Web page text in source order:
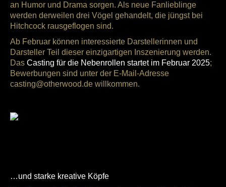
an Humor und Drama sorgen. Als neue Fanlieblinge
werden derweilen drei Vögel gehandelt, die jüngst bei
Hitchcock rausgeflogen sind.
Ab Februar können interessierte Darstellerinnen und
Darsteller Teil dieser einzigartigen Inszenierung werden.
Das Casting für die Nebenrollen startet im Februar 2025;
Bewerbungen sind unter der E-Mail-Adresse
casting@otherwood.de willkommen.
…und starke kreative Köpfe